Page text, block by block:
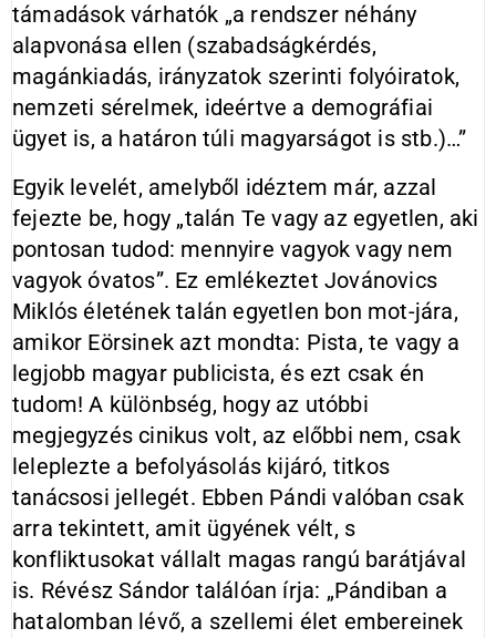
támadások várhatók „a rendszer néhány
alapvonása ellen (szabadságkérdés,
magánkiadás, irányzatok szerinti folyóiratok,
nemzeti sérelmek, ideértve a demográfiai
ügyet is, a határon túli magyarságot is stb.)…”
Egyik levelét, amelyből idéztem már, azzal
fejezte be, hogy „talán Te vagy az egyetlen, aki
pontosan tudod: mennyire vagyok vagy nem
vagyok óvatos”. Ez emlékeztet Jovánovics
Miklós életének talán egyetlen bon mot-jára,
amikor Eörsinek azt mondta: Pista, te vagy a
legjobb magyar publicista, és ezt csak én
tudom! A különbség, hogy az utóbbi
megjegyzés cinikus volt, az előbbi nem, csak
leleplezte a befolyásolás kijáró, titkos
tanácsosi jellegét. Ebben Pándi valóban csak
arra tekintett, amit ügyének vélt, s
konfliktusokat vállalt magas rangú barátjával
is. Révész Sándor találóan írja: „Pándiban a
hatalomban lévő, a szellemi élet embereinek